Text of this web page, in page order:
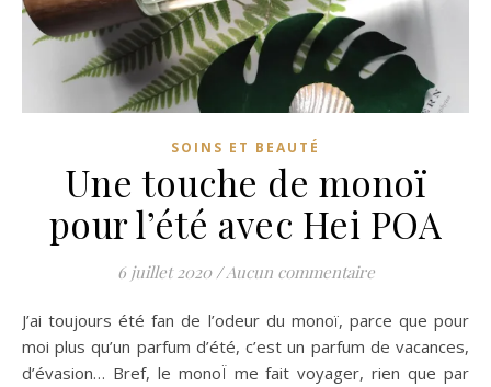
SOINS ET BEAUTÉ
Une touche de monoï
pour l’été avec Hei POA
6 juillet 2020 /Aucun commentaire
J’ai toujours été fan de l’odeur du monoï, parce que pour
moi plus qu’un parfum d’été, c’est un parfum de vacances,
d’évasion… Bref, le monoÏ me fait voyager, rien que par